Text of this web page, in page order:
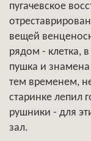
пугачевское
вещей
рядом - клетка,
пушка и
тем временем,
старинке лепил
рушники - для
зал.